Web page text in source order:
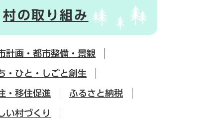
村の取り組み
計画・都市整備・景観
・ひと・しごと創生
・移住促進 ふるさと納税
い村づくり